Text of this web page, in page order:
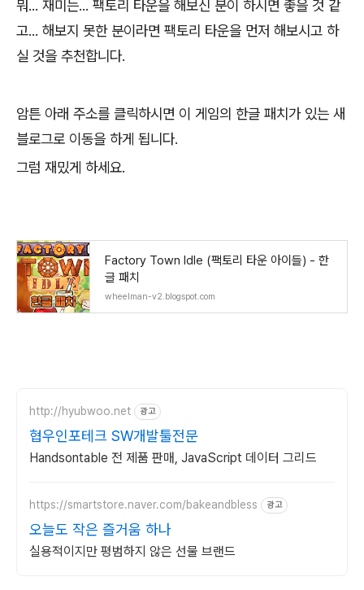
뭐... 재미는... 팩토리 타운을 해보신 분이 하시면 좋을 것 같
고... 해보지 못한 분이라면 팩토리 타운을 먼저 해보시고 하
실 것을 추천합니다.
암튼 아래 주소를 클릭하시면 이 게임의 한글 패치가 있는 새
블로그로 이동을 하게 됩니다.
그럼 재밌게 하세요.
Factory Town Idle (팩토리 타운 아이들) - 한
글 패치
wheelman-v2.blogspot.com
http://hyubwoo.net 광고
협우인포테크 SW개발툴전문
Handsontable 전 제품 판매, JavaScript 데이터 그리드
https://smartstore.naver.com/bakeandbless 광고
오늘도 작은 즐거움 하나
실용적이지만 평범하지 않은 선물 브랜드